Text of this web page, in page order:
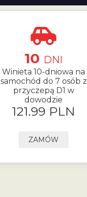
10 DNI
Winieta 10-dniowa na
samochód do 7 osób z
przyczepą D1 w
dowodzie
121.99 PLN
ZAMÓW